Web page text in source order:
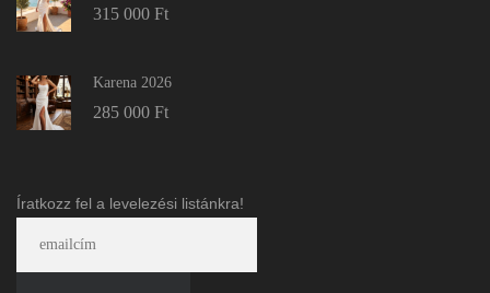
315 000 Ft
Karena 2026
285 000 Ft
Íratkozz fel a levelezési listánkra!